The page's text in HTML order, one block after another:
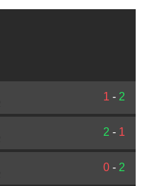
1 - 2
2 - 1
0 - 2